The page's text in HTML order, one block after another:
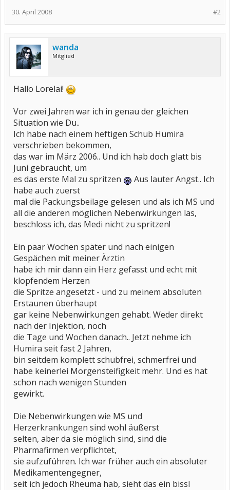
#2
30. April 2008
wanda
Mitglied
Hallo Lorelai!
Vor zwei Jahren war ich in genau der gleichen
Situation wie Du..
Ich habe nach einem heftigen Schub Humira
verschrieben bekommen,
das war im März 2006.. Und ich hab doch glatt bis
Juni gebraucht, um
es das erste Mal zu spritzen
Aus lauter Angst.. Ich
habe auch zuerst
mal die Packungsbeilage gelesen und als ich MS und
all die anderen möglichen Nebenwirkungen las,
beschloss ich, das Medi nicht zu spritzen!
Ein paar Wochen später und nach einigen
Gespächen mit meiner Ärztin
habe ich mir dann ein Herz gefasst und echt mit
klopfendem Herzen
die Spritze angesetzt - und zu meinem absoluten
Erstaunen überhaupt
gar keine Nebenwirkungen gehabt. Weder direkt
nach der Injektion, noch
die Tage und Wochen danach.. Jetzt nehme ich
Humira seit fast 2 Jahren,
bin seitdem komplett schubfrei, schmerfrei und
habe keinerlei Morgensteifigkeit mehr. Und es hat
schon nach wenigen Stunden
gewirkt.
Die Nebenwirkungen wie MS und
Herzerkrankungen sind wohl äußerst
selten, aber da sie möglich sind, sind die
Pharmafirmen verpflichtet,
sie aufzuführen. Ich war früher auch ein absoluter
Medikamentengegner,
seit ich jedoch Rheuma hab, sieht das ein bissl